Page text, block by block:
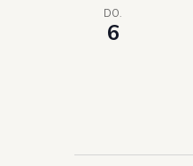
DO.
6